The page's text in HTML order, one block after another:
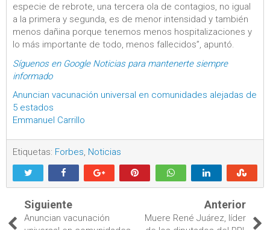
especie de rebrote, una tercera ola de contagios, no igual
a la primera y segunda, es de menor intensidad y también
menos dañina porque tenemos menos hospitalizaciones y
lo más importante de todo, menos fallecidos”, apuntó.
Síguenos en Google Noticias para mantenerte siempre
informado
Anuncian vacunación universal en comunidades alejadas de
5 estados
Emmanuel Carrillo
Etiquetas: Forbes Noticias
Siguiente
Anuncian vacunación
Anterior
Muere René Juárez, líder